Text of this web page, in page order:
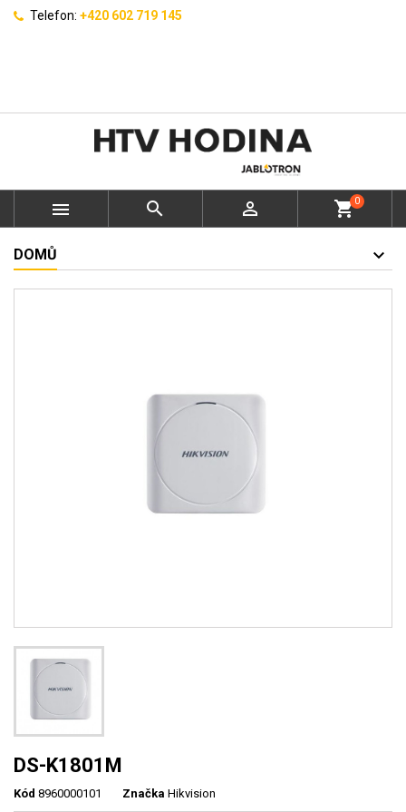
Telefon: +420 602 719 145
   shopping_cart0
DOMŮ
DS-K1801M
Kód 8960000101 Značka Hikvision